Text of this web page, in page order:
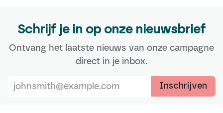
Schrijf je in op onze nieuwsbrief
Ontvang het laatste nieuws van onze campagne
direct in je inbox.
Inschrijven